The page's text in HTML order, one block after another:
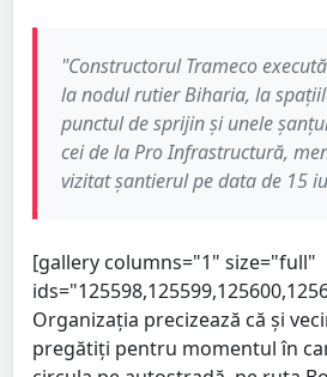
"Constructorul Trameco
la nodul rutier Biharia, la
punctul de sprijin și unele
cei de la Pro Infrastructură,
vizitat șantierul pe data de 15
[gallery columns="1" size="full"
Organizația precizează că și
pregătiți pentru momentul în